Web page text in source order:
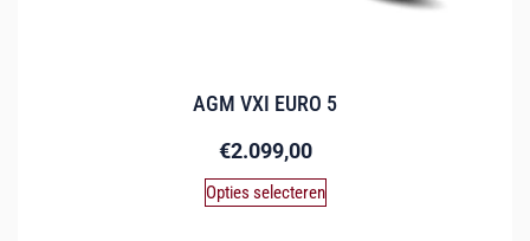
AGM VXI EURO 5
€2.099,00
Opties selecteren